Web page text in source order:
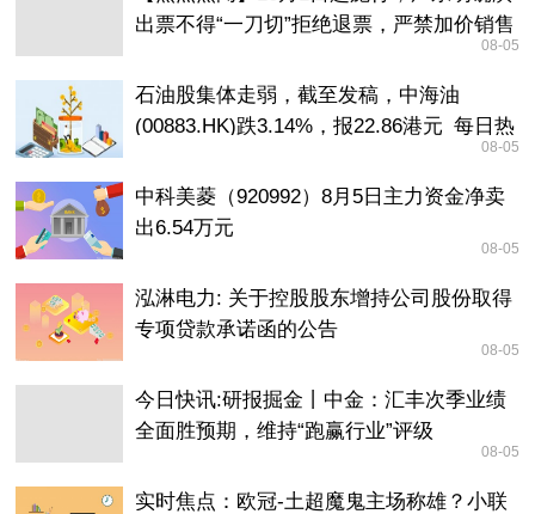
出票不得“一刀切”拒绝退票，严禁加价销售
08-05
石油股集体走弱，截至发稿，中海油
(00883.HK)跌3.14%，报22.86港元_每日热
08-05
中科美菱（920992）8月5日主力资金净卖
出6.54万元
08-05
泓淋电力: 关于控股股东增持公司股份取得
专项贷款承诺函的公告
08-05
今日快讯:研报掘金丨中金：汇丰次季业绩
全面胜预期，维持“跑赢行业”评级
08-05
实时焦点：欧冠-土超魔鬼主场称雄？小联